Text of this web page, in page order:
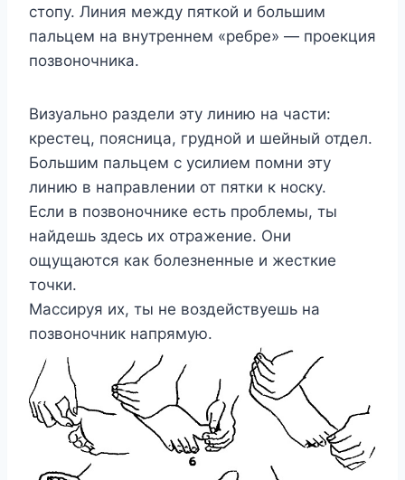
стопу. Линия между пяткой и большим
пальцем на внутреннем «ребре» — проекция
позвоночника.
Визуально раздели эту линию на части:
крестец, поясница, грудной и шейный отдел.
Большим пальцем с усилием помни эту
линию в направлении от пятки к носку.
Если в позвоночнике есть проблемы, ты
найдешь здесь их отражение. Они
ощущаются как болезненные и жесткие
точки.
Массируя их, ты не воздействуешь на
позвоночник напрямую.